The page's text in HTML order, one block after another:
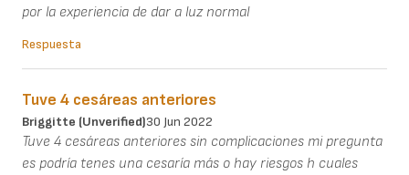
por la experiencia de dar a luz normal
Respuesta
Tuve 4 cesáreas anteriores
Briggitte (unverified)30 Jun 2022
Tuve 4 cesáreas anteriores sin complicaciones mi pregunta
es podría tenes una cesaría más o hay riesgos h cuales